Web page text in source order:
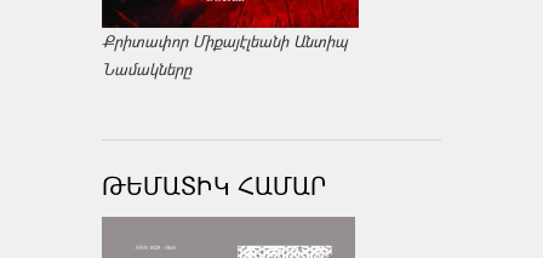
Քրիտափոր Միքայէլեանի Անտիպ
Նամակները
ԹԵՄԱՏԻԿ ՀԱՄԱՐ